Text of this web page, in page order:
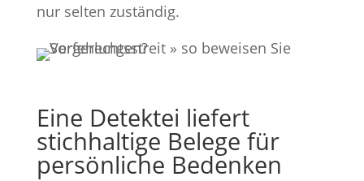
nur selten zuständig.
Eine Detektei liefert
stichhaltige Belege für
persönliche Bedenken